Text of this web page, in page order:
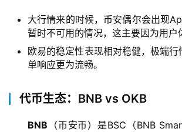
大行情来的时候，币安偶尔会出现
暂时不可用的情况，这主要因为用户
欧易的稳定性表现相对稳健，极端
单响应更为流畅。
代币生态：BNB vs OKB
BNB （币安币）是BSC（BNB